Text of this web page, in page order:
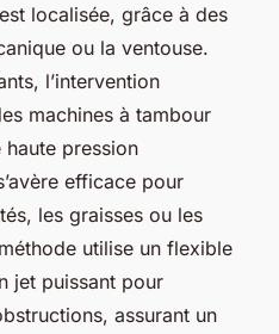
localisée, grâce à des
ou la ventouse.
l’intervention
machines à tambour
pression
efficace pour
les graisses ou les
utilise un flexible
jet puissant pour
assurant un